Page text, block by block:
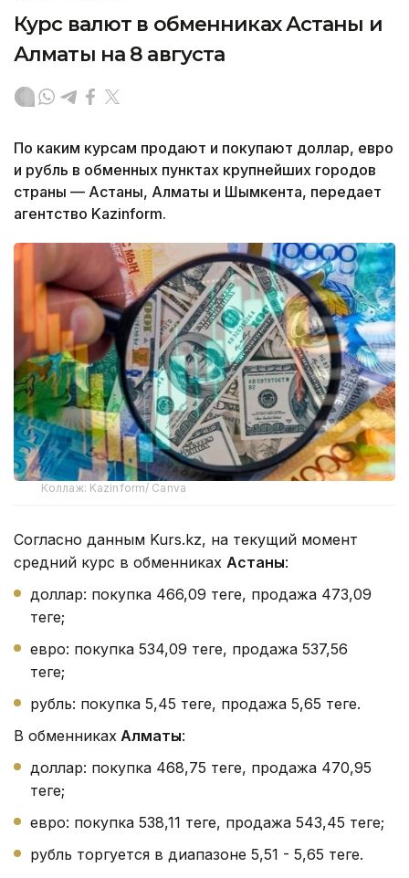
Курс валют в обменниках Астаны и
Алматы на 8 августа
По каким курсам продают и покупают доллар, евро
и рубль в обменных пунктах крупнейших городов
страны — Астаны, Алматы и Шымкента, передает
агентство Kazinform.
Коллаж: Kazinform/ Canva
Согласно данным Kurs.kz, на текущий момент
средний курс в обменниках Астаны:
доллар: покупка 466,09 теңге, продажа 473,09
теңге;
евро: покупка 534,09 теңге, продажа 537,56
теңге;
рубль: покупка 5,45 теңге, продажа 5,65 теңге.
В обменниках Алматы:
доллар: покупка 468,75 теңге, продажа 470,95
теңге;
евро: покупка 538,11 теңге, продажа 543,45 теңге;
рубль торгуется в диапазоне 5,51 - 5,65 теңге.